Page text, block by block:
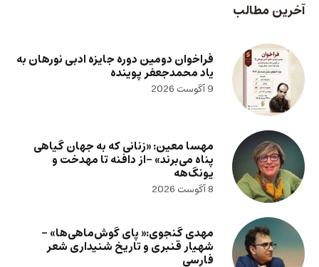
آخرین مطالب
فراخوان دومین دوره جایزه ادبی نورهان به
یاد محمدجعفر پوینده
9 آگوست 2026
مهسا معین: «زنانی که به جهان گیاهی
پناه می‌برند» -از دافنه تا مهدخت و
یونگ‌هه
8 آگوست 2026
مهدی گنجوی:« پای گوش‌ماهی‌ها» –
شهیار قنبری و تاریخ شنیداری شعر
فارسی